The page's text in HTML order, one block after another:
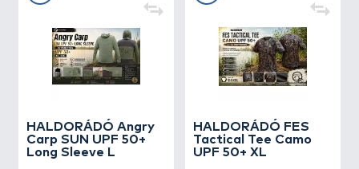
HALDORÁDÓ Angry
Carp SUN UPF 50+
Long Sleeve L
HALDORÁDÓ FES
Tactical Tee Camo
UPF 50+ XL